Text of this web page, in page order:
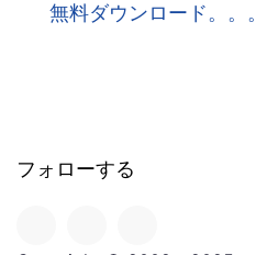
無料ダウンロード。。。
フォローする